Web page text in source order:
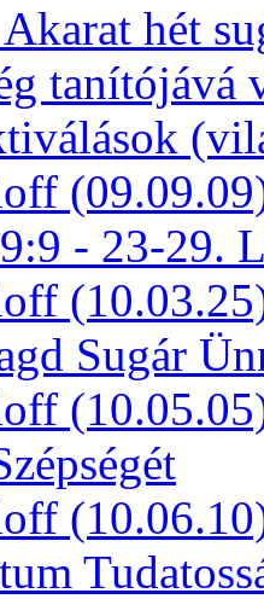
hét
tanítójává
- 23-29.
Sugár